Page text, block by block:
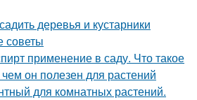
деревья и кустарники
советы
применение в саду. Что такое
он полезен для растений
для комнатных растений.